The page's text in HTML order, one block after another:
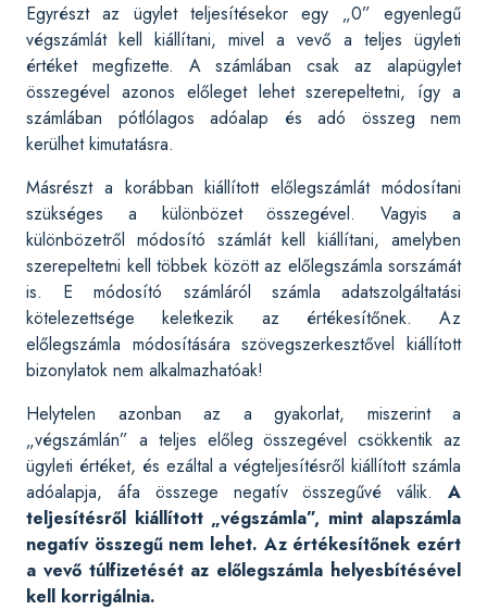
Egyrészt az ügylet teljesítésekor egy „0” egyenlegű
végszámlát kell kiállítani, mivel a vevő a teljes ügyleti
értéket megfizette. A számlában csak az alapügylet
összegével azonos előleget lehet szerepeltetni, így a
számlában pótlólagos adóalap és adó összeg nem
kerülhet kimutatásra.
Másrészt a korábban kiállított előlegszámlát módosítani
szükséges a különbözet összegével. Vagyis a
különbözetről módosító számlát kell kiállítani, amelyben
szerepeltetni kell többek között az előlegszámla sorszámát
is. E módosító számláról számla adatszolgáltatási
kötelezettsége keletkezik az értékesítőnek. Az
előlegszámla módosítására szövegszerkesztővel kiállított
bizonylatok nem alkalmazhatóak!
Helytelen azonban az a gyakorlat, miszerint a
„végszámlán” a teljes előleg összegével csökkentik az
ügyleti értéket, és ezáltal a végteljesítésről kiállított számla
adóalapja, áfa összege negatív összegűvé válik. A
teljesítésről kiállított „végszámla”, mint alapszámla
negatív összegű nem lehet. Az értékesítőnek ezért
a vevő túlfizetését az előlegszámla helyesbítésével
kell korrigálnia.